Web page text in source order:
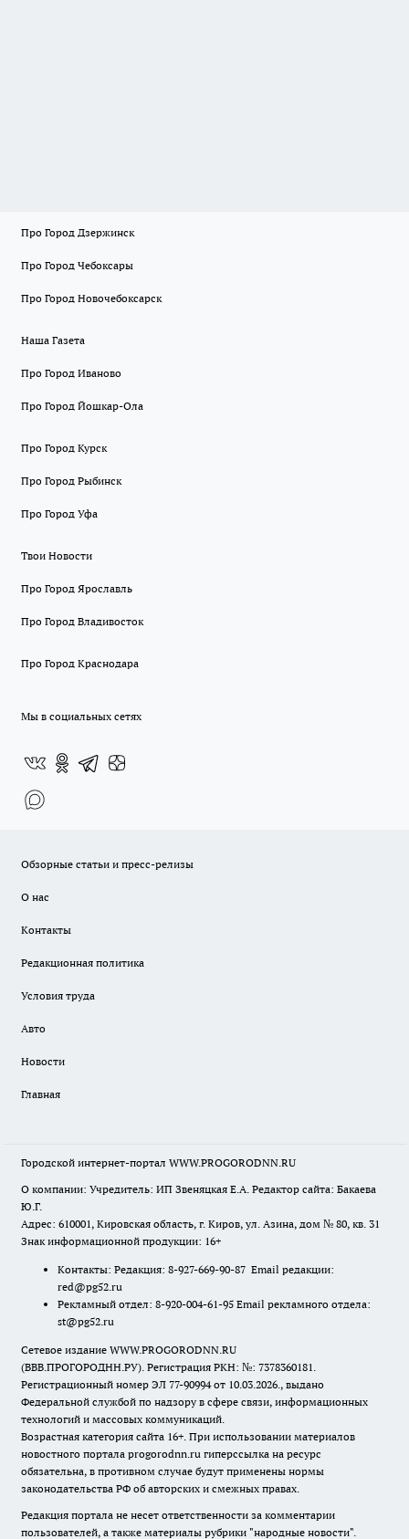
Про Город Дзержинск
Про Город Чебоксары
Про Город Новочебоксарск
Наша Газета
Про Город Иваново
Про Город Йошкар-Ола
Про Город Курск
Про Город Рыбинск
Про Город Уфа
Твои Новости
Про Город Ярославль
Про Город Владивосток
Про Город Краснодара
Мы в социальных сетях
Обзорные статьи и пресс-релизы
О нас
Контакты
Редакционная политика
Условия труда
Авто
Новости
Главная
Городской интернет-портал WWW.PROGORODNN.RU
О компании: Учредитель: ИП Звеняцкая Е.А. Редактор сайта: Бакаева
Ю.Г.
Адрес: 610001, Кировская область, г. Киров, ул. Азина, дом № 80, кв. 31
Знак информационной продукции: 16+
Контакты: Редакция: 8-927-669-90-87 Email редакции:
red@pg52.ru
Рекламный отдел: 8-920-004-61-95 Email рекламного отдела:
st@pg52.ru
Сетевое издание WWW.PROGORODNN.RU
(ВВВ.ПРОГОРОДНН.РУ). Регистрация РКН: №: 7378360181.
Регистрационный номер ЭЛ 77-90994 от 10.03.2026., выдано
Федеральной службой по надзору в сфере связи, информационных
технологий и массовых коммуникаций.
Возрастная категория сайта 16+. При использовании материалов
новостного портала progorodnn.ru гиперссылка на ресурс
обязательна, в противном случае будут применены нормы
законодательства РФ об авторских и смежных правах.
Редакция портала не несет ответственности за комментарии
пользователей, а также материалы рубрики "народные новости".